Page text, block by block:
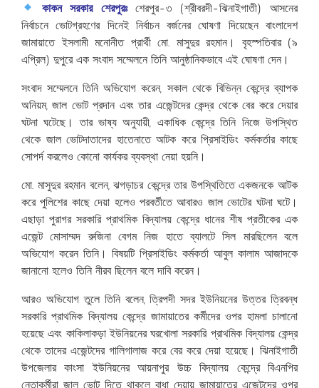
কাকন সরকার শেরপুরঃ শেরপুর-৩ (শ্রীবরদী-ঝিনাইগাতী) আসনের
নির্বাচনে ভোটগ্রহণের দিনেই নির্বাচন বর্জনের ঘোষণা দিয়েছেন বাংলাদেশ
জামায়াতে ইসলামী মনোনীত প্রার্থী মো. মাসুদুর রহমান। বৃহস্পতিবার (৯
এপ্রিল) দুপুরে এক সংবাদ সম্মেলনে তিনি আনুষ্ঠানিকভাবে এই ঘোষণা দেন।
‎সংবাদ সম্মেলনে তিনি অভিযোগ করেন, সকাল থেকে বিভিন্ন কেন্দ্রে ব্যাপক
অনিয়ম, জাল ভোট প্রদান এবং তার এজেন্টদের কেন্দ্র থেকে বের করে দেয়ার
ঘটনা ঘটেছে। তার ভাষ্য অনুযায়ী, একাধিক কেন্দ্রে তিনি নিজে উপস্থিত
থেকে জাল ভোটদাতাদের হাতেনাতে আটক করে প্রিসাইডিং কর্মকর্তার কাছে
সোপর্দ করলেও কোনো কার্যকর ব্যবস্থা নেয়া হয়নি।
‎মো. মাসুদুর রহমান বলেন, ঝগড়াচর কেন্দ্রে তার উপস্থিতিতে একজনকে আটক
করে পুলিশের কাছে দেয়া হলেও পরবর্তীতে আবারও জাল ভোটের ঘটনা ঘটে।
এছাড়া পুরাগর সরকারি প্রাথমিক বিদ্যালয় কেন্দ্রে ধানের শীষ প্রতীকের এক
এজেন্ট মোসাম্মদ রুজিনা বেগম নিজ হাতে ব্যালটে সিল মারছিলেন বলে
অভিযোগ করেন তিনি। বিষয়টি প্রিসাইডিং কর্মকর্তা আবুল কালাম আজাদকে
জানানো হলেও তিনি নীরব ছিলেন বলে দাবি করেন।
‎আরও অভিযোগ তুলে তিনি বলেন, ত্রিপদী সদর ইউনিয়নের উত্তর ত্রিবন্ধ
সরকারি প্রাথমিক বিদ্যালয় কেন্দ্রে জামায়াতের কর্মীদের ওপর হামলা চালানো
হয়েছে এবং কাকিলাকড়া ইউনিয়নের ঘরখোলা সরকারি প্রাথমিক বিদ্যালয় কেন্দ্র
থেকে তাদের এজেন্টদের গালিগালাজ করে বের করে দেয়া হয়েছে। ঝিনাইগাতী
উপজেলার কাংসা ইউনিয়নের আয়নাপুর উচ্চ বিদ্যালয় কেন্দ্রে বিএনপির
নেতাকর্মীরা জাল ভোট দিতে থাকলে বাধা দেয়ায় জামায়াতের এজেন্টদের ওপর